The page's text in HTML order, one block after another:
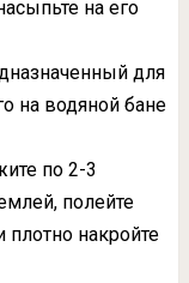
на его
для
на водяной бане
по 2-3
полейте
накройте